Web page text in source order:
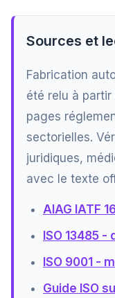
Sources et
Fabrication
été relu à
pages
sectorielles.
juridiques,
avec le texte
AIAG IATF
ISO 13485
ISO 9001 -
Guide ISO